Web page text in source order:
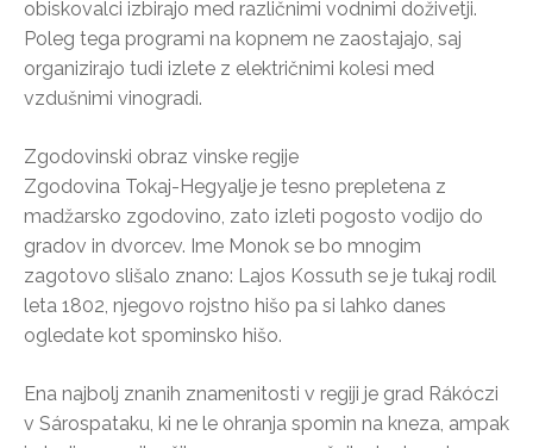
obiskovalci izbirajo med različnimi vodnimi doživetji.
Poleg tega programi na kopnem ne zaostajajo, saj
organizirajo tudi izlete z električnimi kolesi med
vzdušnimi vinogradi.
Zgodovinski obraz vinske regije
Zgodovina Tokaj-Hegyalje je tesno prepletena z
madžarsko zgodovino, zato izleti pogosto vodijo do
gradov in dvorcev. Ime Monok se bo mnogim
zagotovo slišalo znano: Lajos Kossuth se je tukaj rodil
leta 1802, njegovo rojstno hišo pa si lahko danes
ogledate kot spominsko hišo.
Ena najbolj znanih znamenitosti v regiji je grad Rákóczi
v Sárospataku, ki ne le ohranja spomin na kneza, ampak